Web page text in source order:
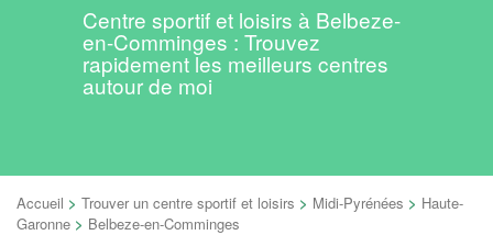
Centre sportif et loisirs à Belbeze-
en-Comminges : Trouvez
rapidement les meilleurs centres
autour de moi
Accueil > Trouver un centre sportif et loisirs > Midi-Pyrénées > Haute-
Garonne > Belbeze-en-Comminges